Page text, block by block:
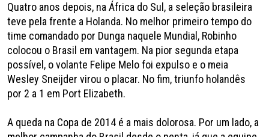
Quatro anos depois, na África do Sul, a seleção brasileira
teve pela frente a Holanda. No melhor primeiro tempo do
time comandado por Dunga naquele Mundial, Robinho
colocou o Brasil em vantagem. Na pior segunda etapa
possível, o volante Felipe Melo foi expulso e o meia
Wesley Sneijder virou o placar. No fim, triunfo holandês
por 2 a 1 em Port Elizabeth.
A queda na Copa de 2014 é a mais dolorosa. Por um lado, a